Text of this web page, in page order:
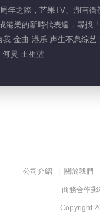
年之際，芒果TV、湖南
港樂的新時代表達，尋找
金曲 港乐 声生不息综
炅 王祖蓝
公司介紹 關於我們
商務合作郵
Copyright